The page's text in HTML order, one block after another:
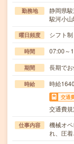
勤務地
静岡県
駿河小
曜日頻度 シフト制
時間 07:00～
期間 長期で
時給 時給
交通
交通費
仕事内容
機械オ
れ、圧